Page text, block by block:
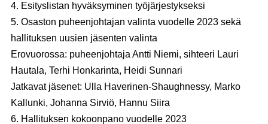
4. Esityslistan hyväksyminen työjärjestykseksi
5. Osaston puheenjohtajan valinta vuodelle 2023 sekä
hallituksen uusien jäsenten valinta
Erovuorossa: puheenjohtaja Antti Niemi, sihteeri Lauri
Hautala, Terhi Honkarinta, Heidi Sunnari
Jatkavat jäsenet: Ulla Haverinen-Shaughnessy, Marko
Kallunki, Johanna Sirviö, Hannu Siira
6. Hallituksen kokoonpano vuodelle 2023